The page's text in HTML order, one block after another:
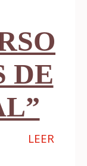
DE
LEER